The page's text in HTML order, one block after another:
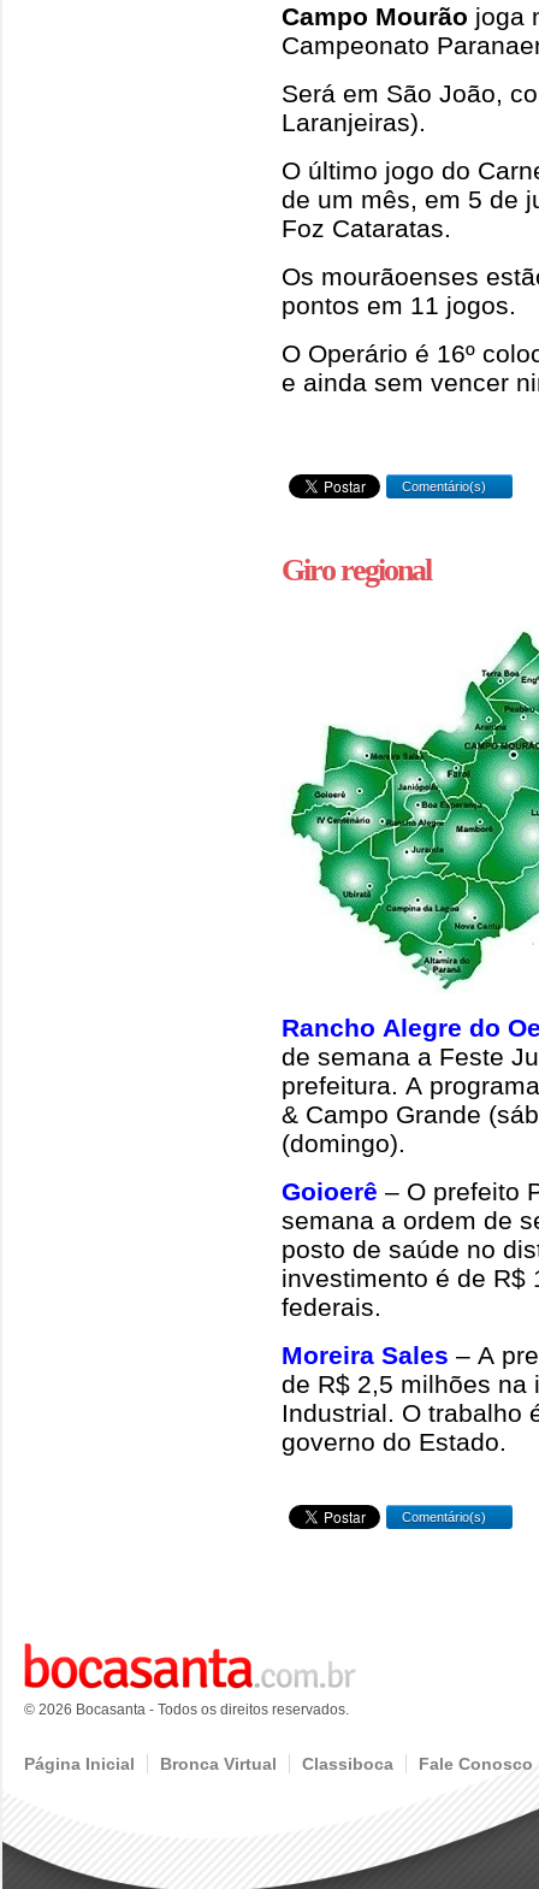
Campo Mourão joga
Campeonato
Será em São João,
Laranjeiras).
O último jogo do
de um mês, em 5 de
Foz Cataratas.
Os mourãoenses
pontos em 11 jogos.
O Operário é 16º
e ainda sem vencer
Comentário(s)
Giro regional
Rancho Alegre do
de semana a Feste
prefeitura. A
& Campo Grande
(domingo).
Goioerê – O prefeito
semana a ordem de
posto de saúde no
investimento é de R$
federais.
Moreira Sales – A
de R$ 2,5 milhões na
Industrial. O trabalho
governo do Estado.
Comentário(s)
© 2026 Bocasanta - Todos os direitos reservados.
Página Inicial Bronca Virtual Classiboca Fale Conosco